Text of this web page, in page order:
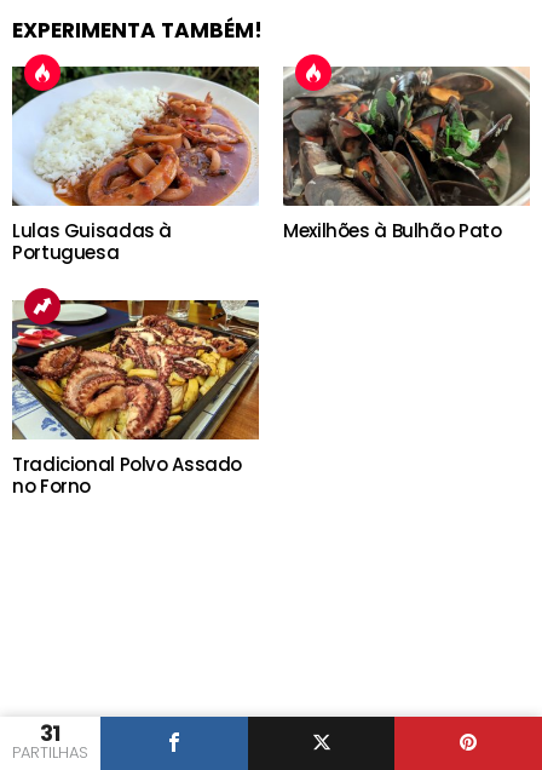
31
PARTILHAS
EXPERIMENTA TAMBÉM!
Lulas Guisadas à
Portuguesa
Mexilhões à Bulhão Pato
Tradicional Polvo Assado
no Forno